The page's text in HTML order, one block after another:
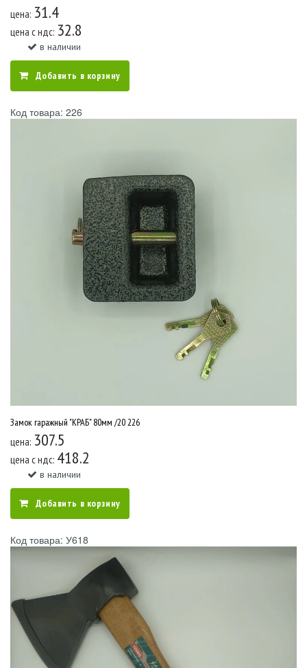
цена: 31.4
цена c ндс: 32.8
в наличии
Добавить в корзину
Код товара: 226
Замок гаражный "КРАБ" 80мм /20 226
цена: 307.5
цена c ндс: 418.2
в наличии
Добавить в корзину
Код товара: У618